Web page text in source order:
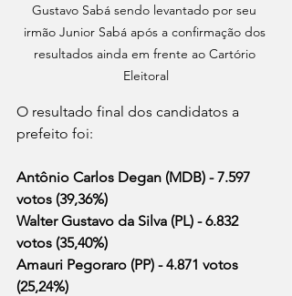
Gustavo Sabá sendo levantado por seu
irmão Junior Sabá após a confirmação dos
resultados ainda em frente ao Cartório
Eleitoral
O resultado final dos candidatos a
prefeito foi:
Antônio Carlos Degan (MDB) - 7.597
votos (39,36%)
Walter Gustavo da Silva (PL) - 6.832
votos (35,40%)
Amauri Pegoraro (PP) - 4.871 votos
(25,24%)